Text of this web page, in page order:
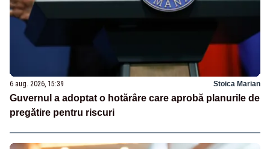
6 aug. 2026, 15:39 Stoica Marian
Guvernul a adoptat o hotărâre care aprobă planurile de
pregătire pentru riscuri